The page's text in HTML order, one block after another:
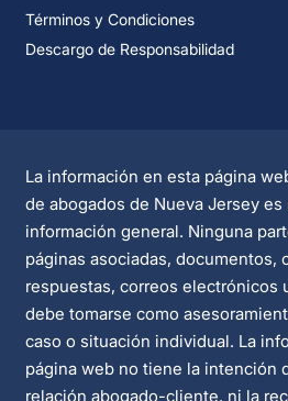
Términos y Condiciones
Descargo de Responsabilidad
La información en esta página
de abogados de Nueva Jersey
información general. Ninguna
páginas asociadas, documentos,
respuestas, correos electrónicos
debe tomarse como
caso o situación individual. La
página web no tiene la intención
relación abogado-cliente, ni la